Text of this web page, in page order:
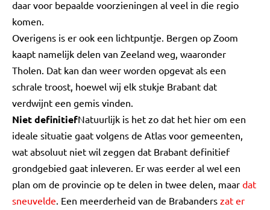
daar voor bepaalde voorzieningen al veel in die regio
komen.
Overigens is er ook een lichtpuntje. Bergen op Zoom
kaapt namelijk delen van Zeeland weg, waaronder
Tholen. Dat kan dan weer worden opgevat als een
schrale troost, hoewel wij elk stukje Brabant dat
verdwijnt een gemis vinden.
Niet definitiefNatuurlijk is het zo dat het hier om een
ideale situatie gaat volgens de Atlas voor gemeenten,
wat absoluut niet wil zeggen dat Brabant definitief
grondgebied gaat inleveren. Er was eerder al wel een
plan om de provincie op te delen in twee delen, maar dat
sneuvelde. Een meerderheid van de Brabanders zat er